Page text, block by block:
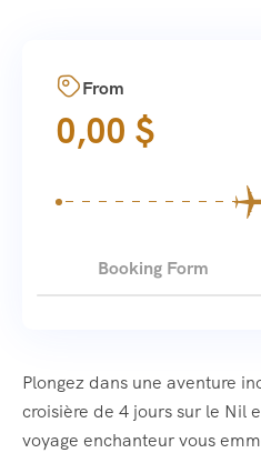
Plongez dans une aventure
croisière de 4 jours sur le Nil
voyage enchanteur vous
From
0,00 $
Booking Form